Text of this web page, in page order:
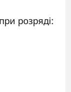
розряді: